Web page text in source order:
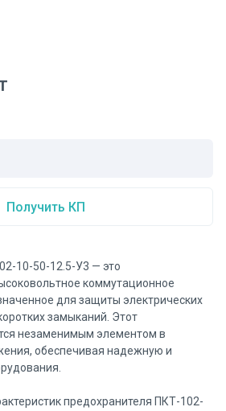
Получить КП
10-50-12.5-У3 — это
коммутационное
для защиты электрических
замыканий. Этот
незаменимым элементом в
обеспечивая надежную и
предохранителя ПКТ-102-